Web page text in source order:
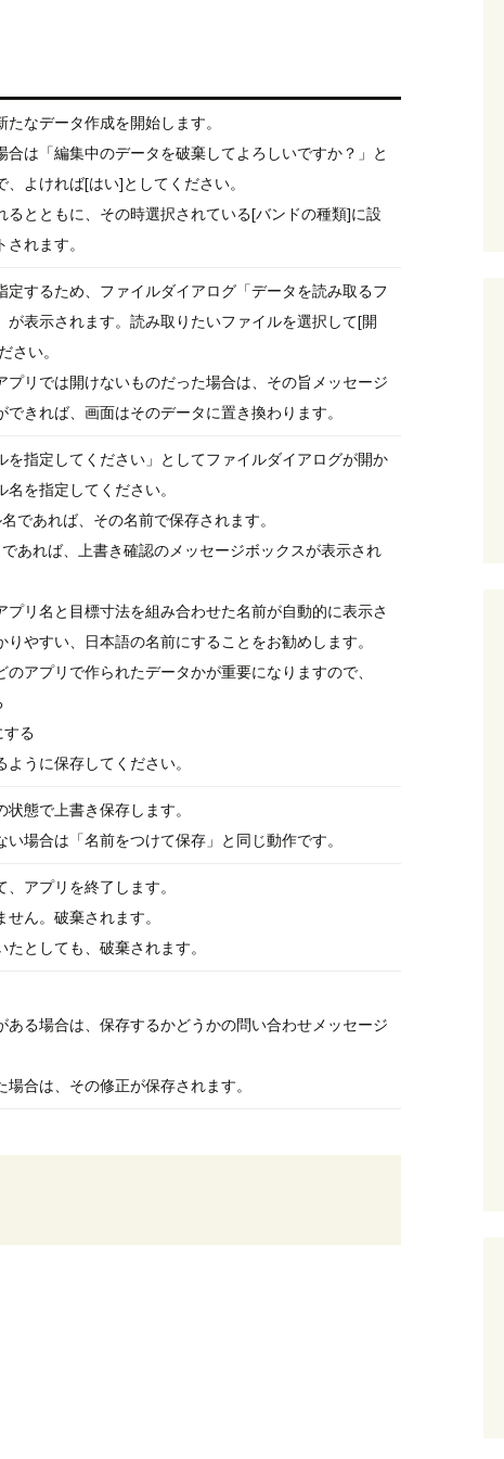
なデータ作成を開始します。
は「編集中のデータを破棄してよろしいですか？」と
よければ[はい]としてください。
るとともに、その時選択されている[バンドの種類]に設
れます。
定するため、ファイルダイアログ「データを読み取るフ
が表示されます。読み取りたいファイルを選択して[開
さい。
プリでは開けないものだった場合は、その旨メッセージ
きれば、画面はそのデータに置き換わります。
を指定してください」としてファイルダイアログが開か
を指定してください。
であれば、その名前で保存されます。
あれば、上書き確認のメッセージボックスが表示され
プリ名と目標寸法を組み合わせた名前が自動的に表示さ
やすい、日本語の名前にすることをお勧めします。
アプリで作られたデータかが重要になりますので、
する
うに保存してください。
態で上書き保存します。
場合は「名前をつけて保存」と同じ動作です。
アプリを終了します。
ん。破棄されます。
としても、破棄されます。
ある場合は、保存するかどうかの問い合わせメッセージ
合は、その修正が保存されます。